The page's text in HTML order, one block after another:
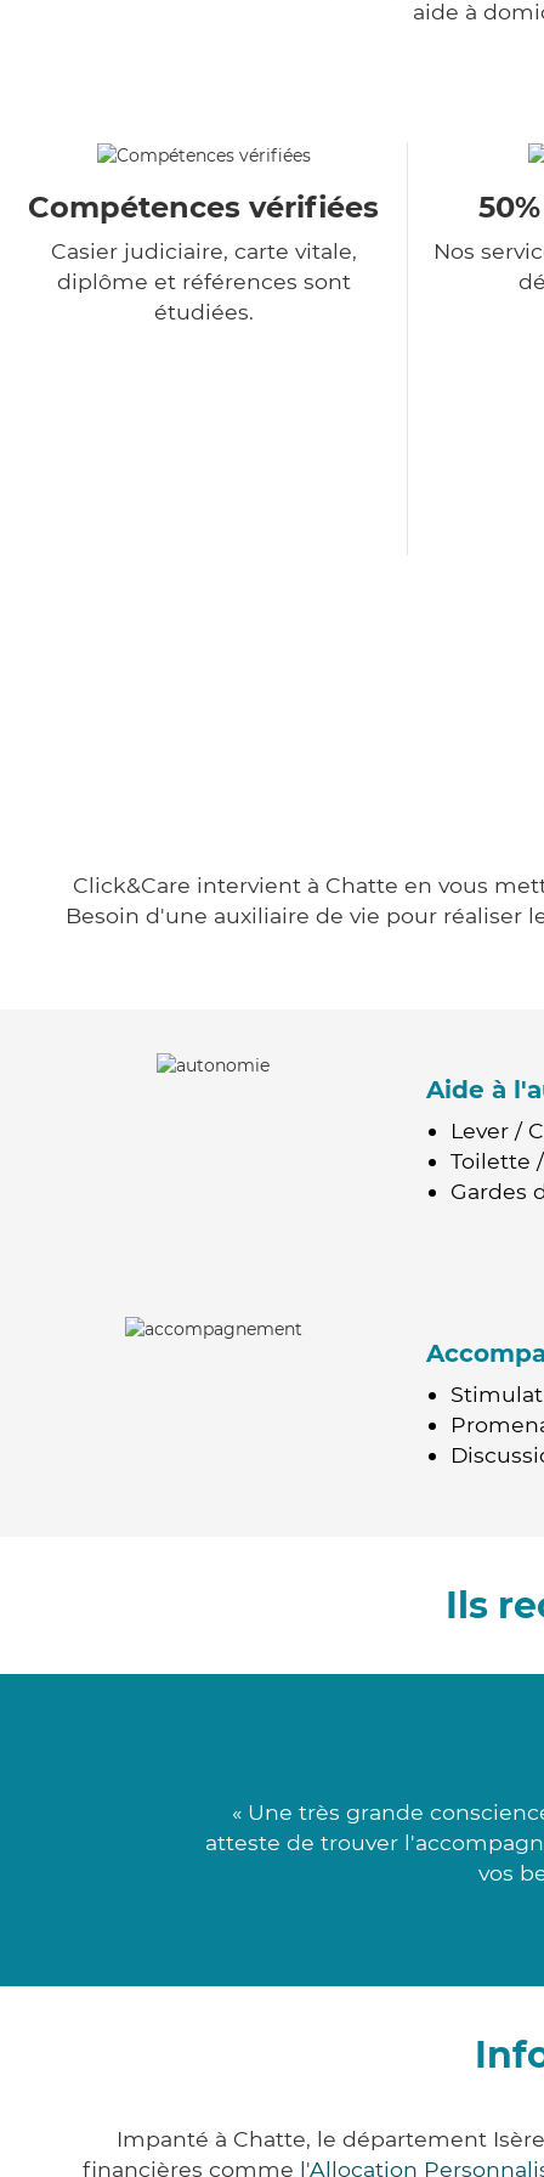
aide à
Compétences vérifiées
Casier judiciaire, carte vitale,
diplôme et références sont
étudiées.
Nos
Click&Care intervient à Chatte en vous
Besoin d'une auxiliaire de vie pour réaliser
Aide à
Lever /
Toilette
Gardes
Ils
« Une très grande
atteste de trouver
vos
Impanté à Chatte, le département
financières comme l'Allocation